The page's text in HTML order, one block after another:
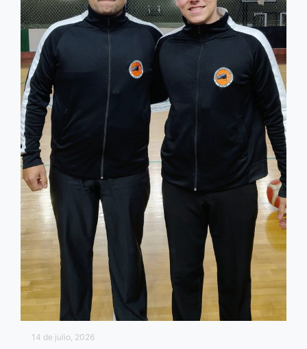
14 de julio, 2026